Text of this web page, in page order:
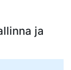
ja